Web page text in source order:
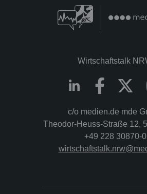
Wirtschaftstalk
c/o medien.de mde
Theodor-Heuss-Straße 12,
+49 228 30870-0